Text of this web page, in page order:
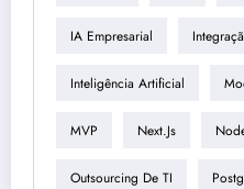
IA Empresarial
Inteligência Artificial
MVP Next.js
Outsourcing De TI